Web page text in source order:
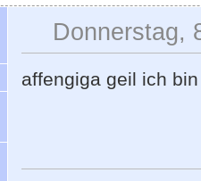
Donnerstag,
affengiga geil ich